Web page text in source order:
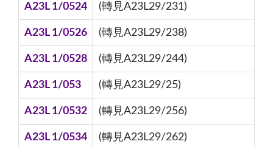
A23L 1/0524 (轉見A23L29/231)
A23L 1/0526 (轉見A23L29/238)
A23L 1/0528 (轉見A23L29/244)
A23L 1/053 (轉見A23L29/25)
A23L 1/0532 (轉見A23L29/256)
A23L 1/0534 (轉見A23L29/262)